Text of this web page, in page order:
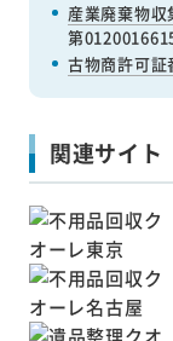
産業廃棄物
第
古物商許可証
関連サイト